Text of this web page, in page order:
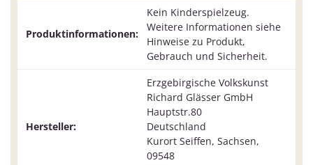
Produktinformationen:
Kein Kinderspielzeug.
Weitere Informationen siehe
Hinweise zu Produkt,
Gebrauch und Sicherheit.
Hersteller:
Erzgebirgische Volkskunst
Richard Glässer GmbH
Hauptstr.80
Deutschland
Kurort Seiffen, Sachsen,
09548